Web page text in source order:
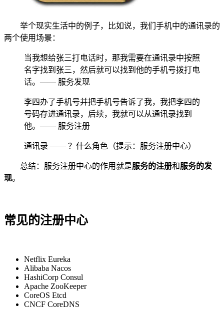
举个现实生活中的例子，比如说，我们手机中的通讯录的
两个使用场景：
当我想给张三打电话时，那我需要在通讯录中按照
名字找到张三，然后就可以找到他的手机号拨打电
话。—— 服务发现
李四办了手机号并把手机号告诉了我，我把李四的
号码存进通讯录，后续，我就可以从通讯录找到
他。—— 服务注册
通讯录 —— ？什么角色（提示：服务注册中心）
总结：服务注册中心的作用就是服务的注册和服务的发
现。
常见的注册中心
Netflix Eureka
Alibaba Nacos
HashiCorp Consul
Apache ZooKeeper
CoreOS Etcd
CNCF CoreDNS